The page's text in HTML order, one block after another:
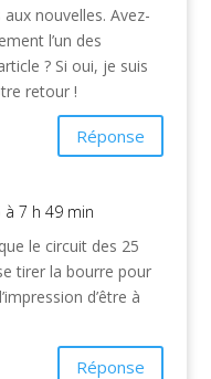
nouvelles. Avez-
l’un des
? Si oui, je suis
retour !
Réponse
à 7 h 49 min
le circuit des 25
tirer la bourre pour
d’être à
Réponse